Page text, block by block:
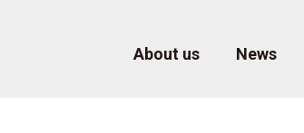
About us News